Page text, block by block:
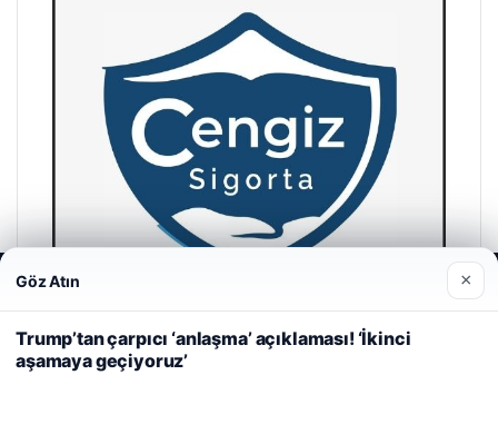
Web sitemizi nasıl kullandığınızı daha iyi anlayabilmek,
deneyiminizi kişiselleştirmek ve geliştirmek amacıyla çerezler
kullanıyoruz.
Çerez Politikamız
Reddet Kabul Et
Göz Atın ×
Trump’tan çarpıcı ‘anlaşma’ açıklaması! ‘İkinci
aşamaya geçiyoruz’